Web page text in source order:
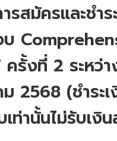
รสมัครและชำร
รั้งที่ 2 ระหว่า
2568 (ชำระเ
เท่านั้นไม่รับเงิ